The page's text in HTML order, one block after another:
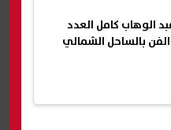
الوهاب كامل العدد
بالساحل الشمالي